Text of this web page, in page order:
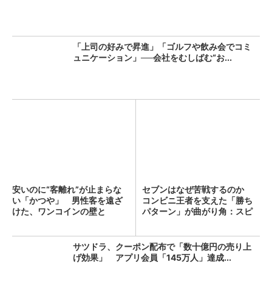
「上司の好みで昇進」「ゴルフや飲み会でコミ
ュニケーション」──会社をむしばむ“お...
安いのに“客離れ”が止まらな
い「かつや」 男性客を遠ざ
けた、ワンコインの壁と
セブンはなぜ苦戦するのか
コンビニ王者を支えた「勝ち
パターン」が曲がり角：スピ
サツドラ、クーポン配布で「数十億円の売り上
げ効果」 アプリ会員「145万人」達成...